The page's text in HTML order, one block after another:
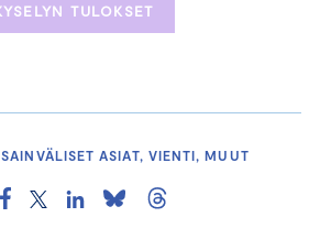
TULOKSET
ASIAT, VIENTI, MUUT